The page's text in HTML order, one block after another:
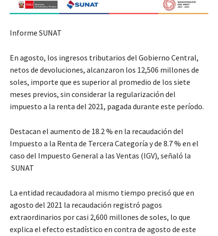
Informe SUNAT
En agosto, los ingresos tributarios del Gobierno Central,
netos de devoluciones, alcanzaron los 12,506 millones de
soles, importe que es superior al promedio de los siete
meses previos, sin considerar la regularización del
impuesto a la renta del 2021, pagada durante este período.
Destacan el aumento de 18.2 % en la recaudación del
Impuesto a la Renta de Tercera Categoría y de 8.7 % en el
caso del Impuesto General a las Ventas (IGV), señaló la
SUNAT
La entidad recaudadora al mismo tiempo precisó que en
agosto del 2021 la recaudación registró pagos
extraordinarios por casi 2,600 millones de soles, lo que
explica el efecto estadístico en contra de agosto de este